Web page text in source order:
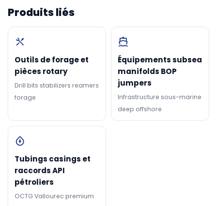
Produits liés
Outils de forage et
pièces rotary
Drill bits stabilizers reamers
forage
Équipements subsea
manifolds BOP
jumpers
Infrastructure sous-marine
deep offshore
Tubings casings et
raccords API
pétroliers
OCTG Vallourec premium